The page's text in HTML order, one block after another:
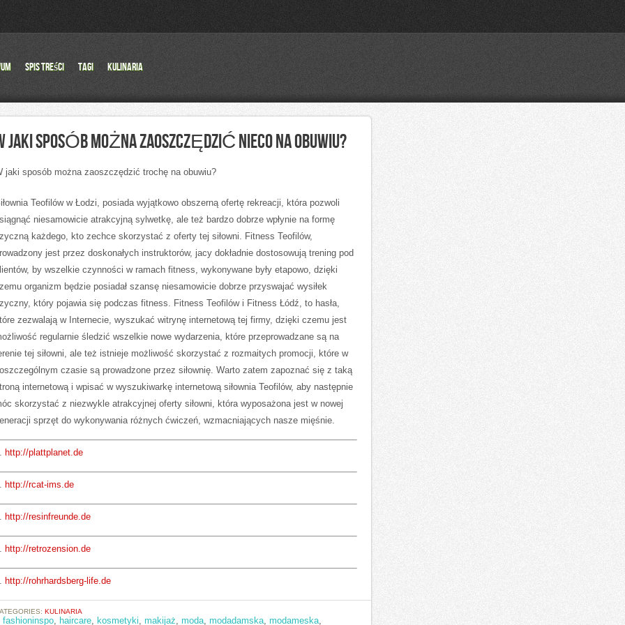
Spis Treści Tagi Kulinaria
JAKI SPOSÓB MOŻNA ZAOSZCZĘDZIĆ NIECO NA OBUWIU?
jaki sposób można zaoszczędzić trochę na obuwiu?
Teofilów w Łodzi, posiada wyjątkowo obszerną ofertę rekreacji, która pozwoli
niesamowicie atrakcyjną sylwetkę, ale też bardzo dobrze wpłynie na formę
każdego, kto zechce skorzystać z oferty tej siłowni. Fitness Teofilów,
jest przez doskonałych instruktorów, jacy dokładnie dostosowują trening pod
by wszelkie czynności w ramach fitness, wykonywane były etapowo, dzięki
organizm będzie posiadał szansę niesamowicie dobrze przyswajać wysiłek
który pojawia się podczas fitness. Fitness Teofilów i Fitness Łódź, to hasła,
zezwalają w Internecie, wyszukać witrynę internetową tej firmy, dzięki czemu jest
regularnie śledzić wszelkie nowe wydarzenia, które przeprowadzane są na
tej siłowni, ale też istnieje możliwość skorzystać z rozmaitych promocji, które w
czasie są prowadzone przez siłownię. Warto zatem zapoznać się z taką
internetową i wpisać w wyszukiwarkę internetową siłownia Teofilów, aby następnie
skorzystać z niezwykle atrakcyjnej oferty siłowni, która wyposażona jest w nowej
sprzęt do wykonywania różnych ćwiczeń, wzmacniających nasze mięśnie.
http://plattplanet.de
http://rcat-ims.de
http://resinfreunde.de
http://retrozension.de
http://rohrhardsberg-life.de
KULINARIA
fashioninspo, haircare, kosmetyki, makijaż, moda, modadamska, modameska,